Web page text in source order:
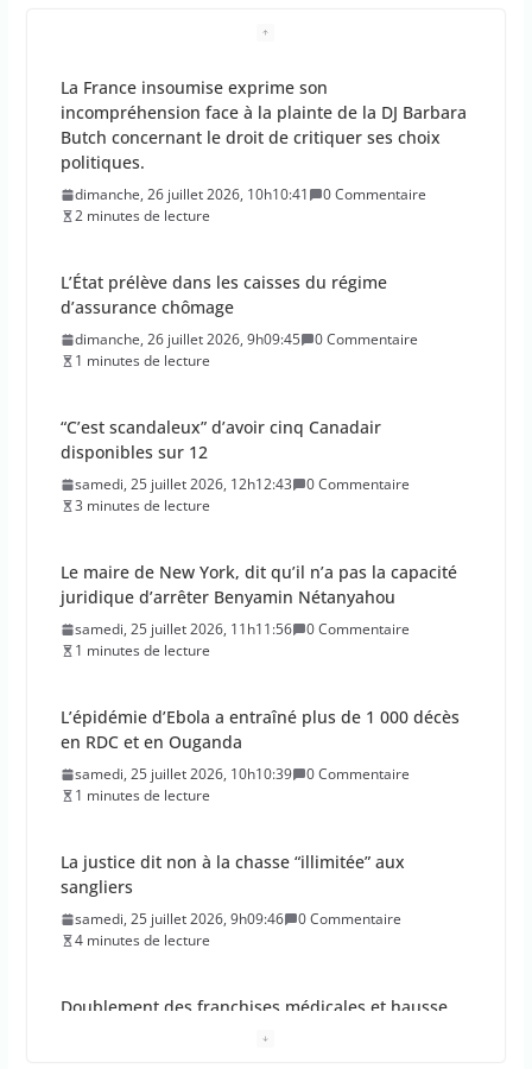
La France insoumise exprime son
incompréhension face à la plainte de la DJ Barbara
Butch concernant le droit de critiquer ses choix
politiques.
dimanche, 26 juillet 2026, 10h10:41
0 Commentaire
2 minutes de lecture
L’État prélève dans les caisses du régime
d’assurance chômage
dimanche, 26 juillet 2026, 9h09:45
0 Commentaire
1 minutes de lecture
“C’est scandaleux” d’avoir cinq Canadair
disponibles sur 12
samedi, 25 juillet 2026, 12h12:43
0 Commentaire
3 minutes de lecture
Le maire de New York, dit qu’il n’a pas la capacité
juridique d’arrêter Benyamin Nétanyahou
samedi, 25 juillet 2026, 11h11:56
0 Commentaire
1 minutes de lecture
L’épidémie d’Ebola a entraîné plus de 1 000 décès
en RDC et en Ouganda
samedi, 25 juillet 2026, 10h10:39
0 Commentaire
1 minutes de lecture
La justice dit non à la chasse “illimitée” aux
sangliers
samedi, 25 juillet 2026, 9h09:46
0 Commentaire
4 minutes de lecture
Doublement des franchises médicales et hausse